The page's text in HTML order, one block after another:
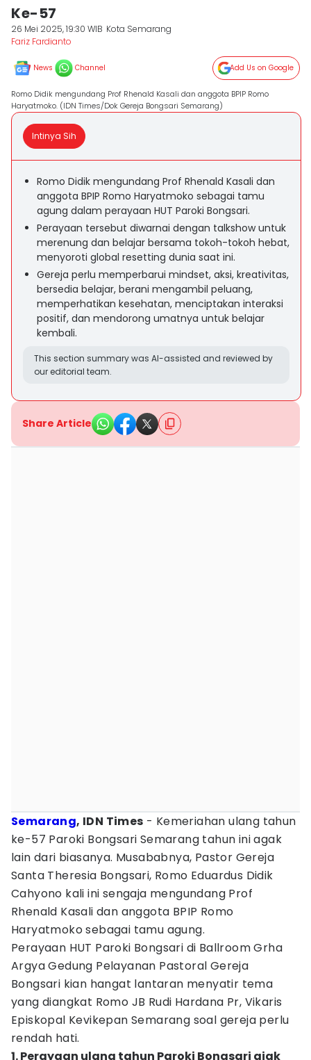
Ke-57
26 Mei 2025, 19:30 WIB Kota Semarang
Fariz Fardianto
News Channel Add Us on Google
Romo Didik mengundang Prof Rhenald Kasali dan anggota BPIP Romo
Haryatmoko. (IDN Times/Dok Gereja Bongsari Semarang)
Intinya Sih
Romo Didik mengundang Prof Rhenald Kasali dan
anggota BPIP Romo Haryatmoko sebagai tamu
agung dalam perayaan HUT Paroki Bongsari.
Perayaan tersebut diwarnai dengan talkshow untuk
merenung dan belajar bersama tokoh-tokoh hebat,
menyoroti global resetting dunia saat ini.
Gereja perlu memperbarui mindset, aksi, kreativitas,
bersedia belajar, berani mengambil peluang,
memperhatikan kesehatan, menciptakan interaksi
positif, dan mendorong umatnya untuk belajar
kembali.
This section summary was AI-assisted and reviewed by
our editorial team.
Share Article
Semarang, IDN Times - Kemeriahan ulang tahun
ke-57 Paroki Bongsari Semarang tahun ini agak
lain dari biasanya. Musababnya, Pastor Gereja
Santa Theresia Bongsari, Romo Eduardus Didik
Cahyono kali ini sengaja mengundang Prof
Rhenald Kasali dan anggota BPIP Romo
Haryatmoko sebagai tamu agung.
Perayaan HUT Paroki Bongsari di Ballroom Grha
Argya Gedung Pelayanan Pastoral Gereja
Bongsari kian hangat lantaran menyatir tema
yang diangkat Romo JB Rudi Hardana Pr, Vikaris
Episkopal Kevikepan Semarang soal gereja perlu
rendah hati.
1. Perayaan ulang tahun Paroki Bongsari ajak